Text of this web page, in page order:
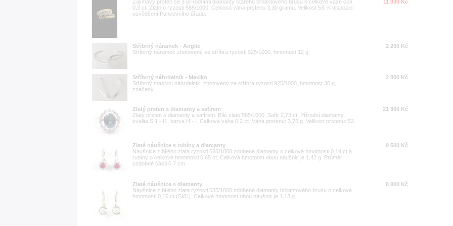
Zajímavý prsten se 3 přírodními diamanty starého briliantového brusu o celkové váze cca
0,3 ct. Zlato o ryzosti 585/1000. Celková váha prstenu 3,30 gramu. Velikost 53. K dispozici
osvědčení Puncovního úřadu.
11 000 Kč
Stříbrný náramek - Anglie
Stříbrný náramek zhotovený ze stříbra ryzosti 925/1000, hmotnost 12 g.
2 200 Kč
Stříbrný náhrdelník - Mexiko
Stříbrný masivní náhrdelník, zhotovený ze stříbra ryzosti 925/1000, hmotnost 36 g,
značený.
2 800 Kč
Zlatý prsten s diamanty a safírem
Zlatý prsten s diamanty a safírem. Bílé zlato 585/1000. Safír 2,73 ct. Přírodní diamanty,
kvalita SI1 - I1, barva H - I. Celková váha 0,2 ct. Váha prstenu: 3,76 g. Velikost prstenu: 52.
21 800 Kč
Zlaté náušnice s rubíny a diamanty
Náušnice z bílého zlata ryzosti 585/1000 zdobené diamanty o celkové hmotnosti 0,14 ct a
rubíny o celkové hmotnosti 0,65 ct. Celková hmotnost obou náušnic je 1,42 g. Průměr
ozdobné části 0,7 cm.
9 500 Kč
Zlaté náušnice s diamanty
Náušnice z bílého zlata ryzosti 585/1000 zdobené diamanty briliantového brusu o celkové
hmotnosti 0,16 ct (SI/H). Celková hmotnost obou náušnic je 1,13 g.
8 900 Kč